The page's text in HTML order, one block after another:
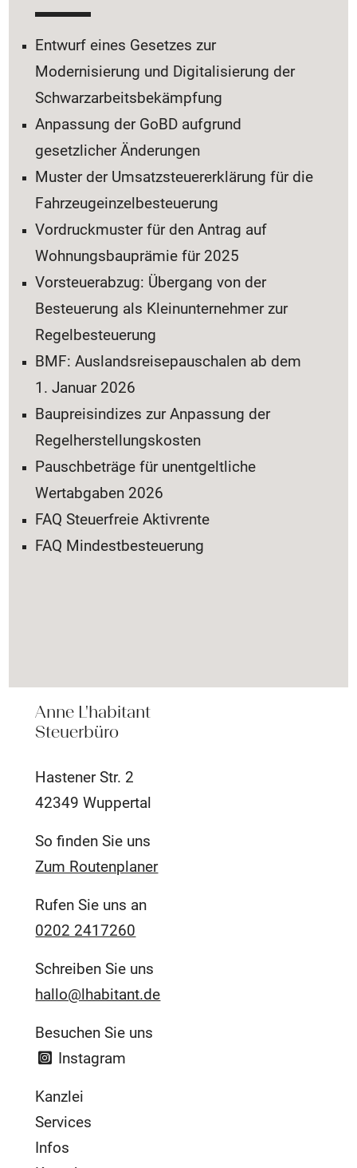
Entwurf eines Gesetzes zur
Modernisierung und Digitalisierung der
Schwarzarbeitsbekämpfung
Anpassung der GoBD aufgrund
gesetzlicher Änderungen
Muster der Umsatzsteuererklärung für die
Fahrzeugeinzelbesteuerung
Vordruckmuster für den Antrag auf
Wohnungsbauprämie für 2025
Vorsteuerabzug: Übergang von der
Besteuerung als Kleinunternehmer zur
Regelbesteuerung
BMF: Auslandsreisepauschalen ab dem
1. Januar 2026
Baupreisindizes zur Anpassung der
Regelherstellungskosten
Pauschbeträge für unentgeltliche
Wertabgaben 2026
FAQ Steuerfreie Aktivrente
FAQ Mindestbesteuerung
Anne L'habitant
Steuerbüro
Hastener Str. 2
42349 Wuppertal
So finden Sie uns
Zum Routenplaner
Rufen Sie uns an
0202 2417260
Schreiben Sie uns
hallo@lhabitant.de
Besuchen Sie uns
Instagram
Kanzlei
Services
Infos